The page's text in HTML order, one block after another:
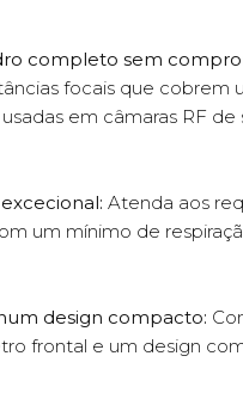
completo sem
focais que
em câmaras RF de
Atenda aos
um mínimo de
design compacto:
frontal e um design